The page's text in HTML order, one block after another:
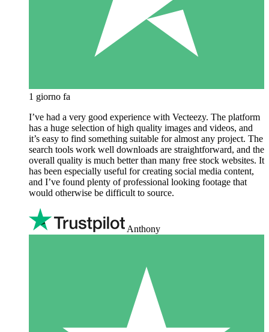
1 giorno fa
I’ve had a very good experience with Vecteezy. The platform
has a huge selection of high quality images and videos, and
it’s easy to find something suitable for almost any project. The
search tools work well downloads are straightforward, and the
overall quality is much better than many free stock websites. It
has been especially useful for creating social media content,
and I’ve found plenty of professional looking footage that
would otherwise be difficult to source.
Anthony